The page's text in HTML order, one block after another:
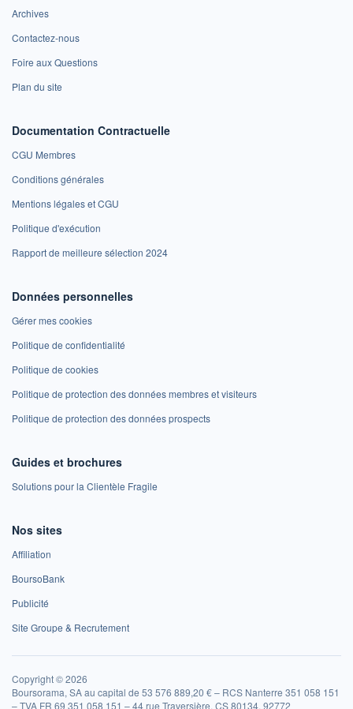
Archives
Contactez-nous
Foire aux Questions
Plan du site
Documentation Contractuelle
CGU Membres
Conditions générales
Mentions légales et CGU
Politique d'exécution
Rapport de meilleure sélection 2024
Données personnelles
Gérer mes cookies
Politique de confidentialité
Politique de cookies
Politique de protection des données membres et visiteurs
Politique de protection des données prospects
Guides et brochures
Solutions pour la Clientèle Fragile
Nos sites
Affiliation
BoursoBank
Publicité
Site Groupe & Recrutement
Copyright © 2026
Boursorama, SA au capital de 53 576 889,20 € – RCS Nanterre 351 058 151
– TVA FR 69 351 058 151 – 44 rue Traversière, CS 80134, 92772